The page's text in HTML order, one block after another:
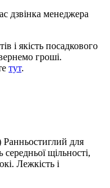
дзвінка менеджера
і якість посадкового
гроші.
тут.
Ранньостиглий для
щільності,
Лежкість і